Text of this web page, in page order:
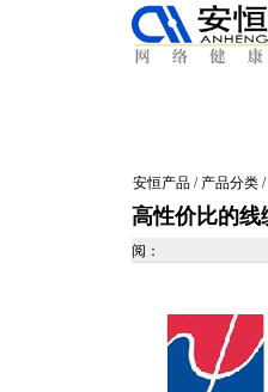
安恒产品 / 产品分类 /
高性价比的线
阅：